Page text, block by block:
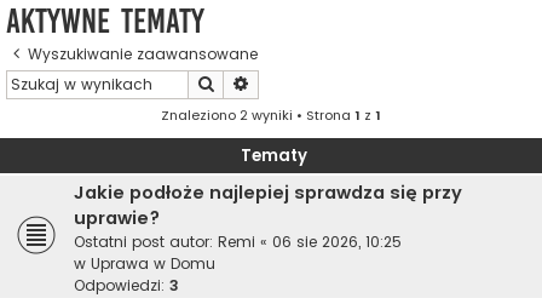
Aktywne tematy
Wyszukiwanie zaawansowane
Szukaj
Znaleziono 2 wyniki • Strona 1 z 1
Tematy
Jakie podłoże najlepiej sprawdza się przy
uprawie?
Ostatni post autor: Remi « 06 sie 2026, 10:25
w Uprawa w Domu
Odpowiedzi: 3